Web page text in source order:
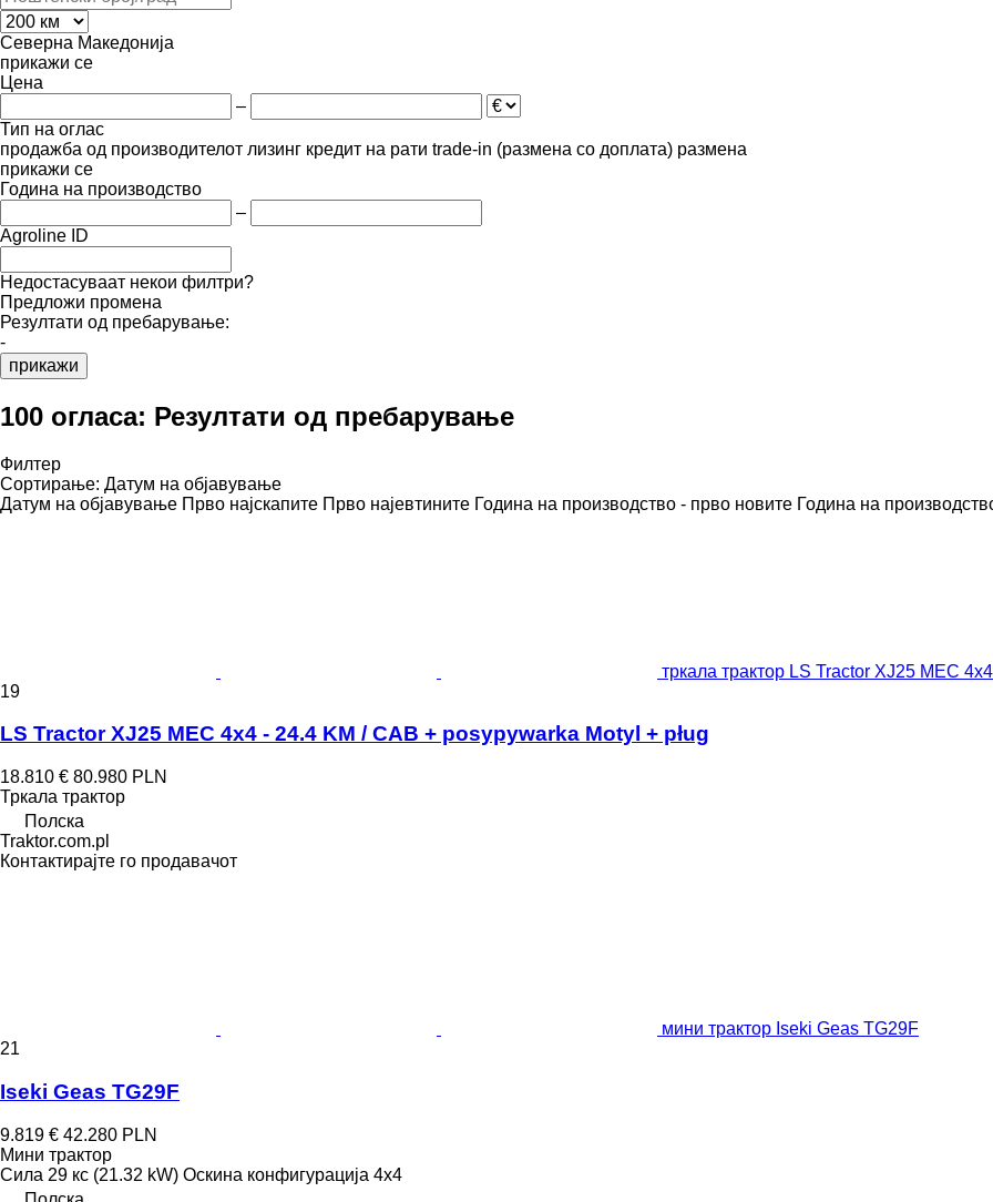
Северна Македонија
прикажи се
Цена
–
Тип на оглас
продажба од производителот лизинг кредит на рати trade-in (размена со доплата) размена
прикажи се
Година на производство
–
Agroline ID
Недостасуваат некои филтри?
Предложи промена
Резултати од пребарување:
-
прикажи
100 огласа: Резултати од пребарување
Филтер
Сортирање: Датум на објавување
Датум на објавување Прво најскапите Прво најевтините Година на производство - прво новите Година на
тркала трактор LS Tractor XJ25 MEC
19
LS Tractor XJ25 MEC 4x4 - 24.4 KM / CAB + posypywarka Motyl + pług
18.810 € 80.980 PLN
Тркала трактор
Полска
Traktor.com.pl
Контактирајте го продавачот
мини трактор Iseki Geas TG29F
21
Iseki Geas TG29F
9.819 € 42.280 PLN
Мини трактор
Сила 29 кс (21.32 kW) Оскина конфигурација 4x4